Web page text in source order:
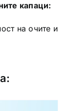
капаци:
на очите и